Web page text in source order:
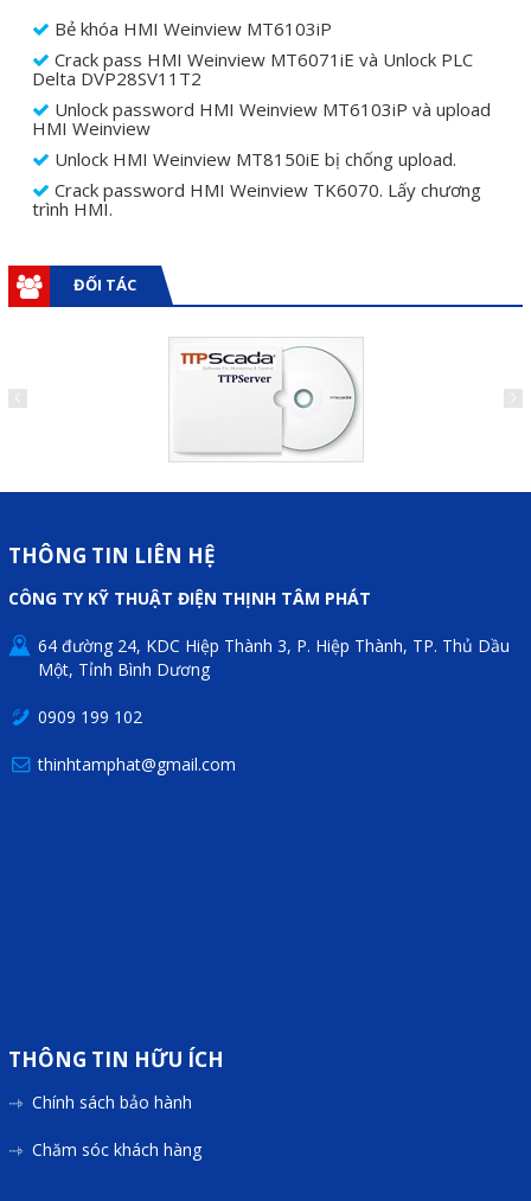
Bẻ khóa HMI Weinview MT6103iP
Crack pass HMI Weinview MT6071iE và Unlock PLC
Delta DVP28SV11T2
Unlock password HMI Weinview MT6103iP và upload
HMI Weinview
Unlock HMI Weinview MT8150iE bị chống upload.
Crack password HMI Weinview TK6070. Lấy chương
trình HMI.
ĐỐI TÁC
THÔNG TIN LIÊN HỆ
CÔNG TY KỸ THUẬT ĐIỆN THỊNH TÂM PHÁT
64 đường 24, KDC Hiệp Thành 3, P. Hiệp Thành, TP. Thủ Dầu
Một, Tỉnh Bình Dương
0909 199 102
thinhtamphat@gmail.com
THÔNG TIN HỮU ÍCH
Chính sách bảo hành
Chăm sóc khách hàng
Sửa chữa màn hình HMI
điều khiển motor bước
Sửa chữa bộ nguồn
Sửa motor - Quấn motor
Sửa Cân Điện Tử
Lập trình màn hình HMI
Lập trình hệ thống Scada
Lập trình hệ thống Servo
Crack password HMI
Thông tin hữu ích
Đóng
Gọi cho chúng tôi